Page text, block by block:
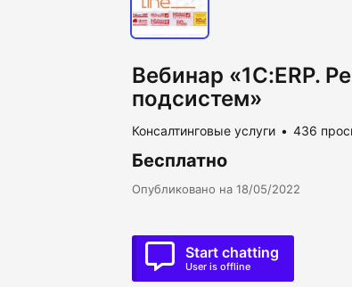
Вебинар «1С:ERP.
подсистем»
Консалтинговые услуги 436
Бесплатно
Опубликовано на 18/05/2022
Start chatting
User is offline